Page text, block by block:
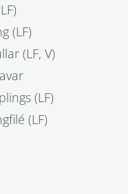
(LF)
(LF, V)
(LF)
(LF)